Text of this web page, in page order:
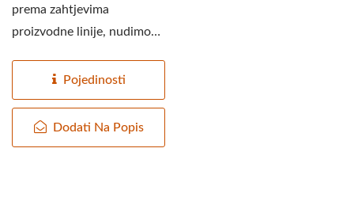
prema zahtjevima
proizvodne linije, nudimo
zračni...
Pojedinosti
Dodati Na Popis